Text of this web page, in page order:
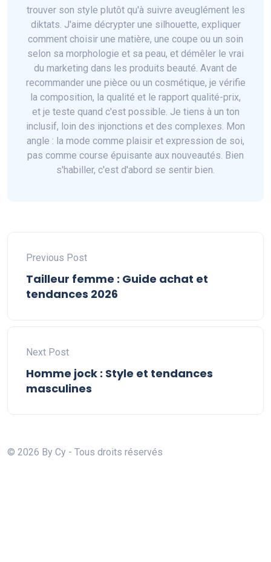
trouver son style plutôt qu'à suivre aveuglément les
diktats. J'aime décrypter une silhouette, expliquer
comment choisir une matière, une coupe ou un soin
selon sa morphologie et sa peau, et démêler le vrai
du marketing dans les produits beauté. Avant de
recommander une pièce ou un cosmétique, je vérifie
la composition, la qualité et le rapport qualité-prix,
et je teste quand c'est possible. Je tiens à un ton
inclusif, loin des injonctions et des complexes. Mon
angle : la mode comme plaisir et expression de soi,
pas comme course épuisante aux nouveautés. Bien
s'habiller, c'est d'abord se sentir bien.
Previous Post
Tailleur femme : Guide achat et
tendances 2026
Next Post
Homme jock : Style et tendances
masculines
© 2026 By Cy - Tous droits réservés